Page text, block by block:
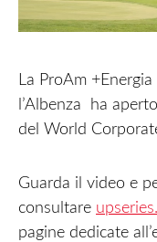
La ProAm
l’Albenza ha
del World
Guarda il video e
consultare
pagine dedicate